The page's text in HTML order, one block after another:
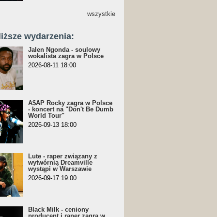
wszystkie
wydarzenia:
Jalen Ngonda - soulowy
wokalista zagra w Polsce
2026-08-11 18:00
A$AP Rocky zagra w Polsce
- koncert na "Don't Be Dumb
World Tour"
2026-09-13 18:00
Lute - raper związany z
wytwórnią Dreamville
wystąpi w Warszawie
2026-09-17 19:00
Black Milk - ceniony